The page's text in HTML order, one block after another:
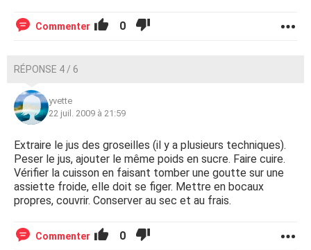
Commenter 0
RÉPONSE 4 / 6
yvette
22 juil. 2009 à 21:59
Extraire le jus des groseilles (il y a plusieurs techniques).
Peser le jus, ajouter le même poids en sucre. Faire cuire.
Vérifier la cuisson en faisant tomber une goutte sur une
assiette froide, elle doit se figer. Mettre en bocaux
propres, couvrir. Conserver au sec et au frais.
Commenter 0